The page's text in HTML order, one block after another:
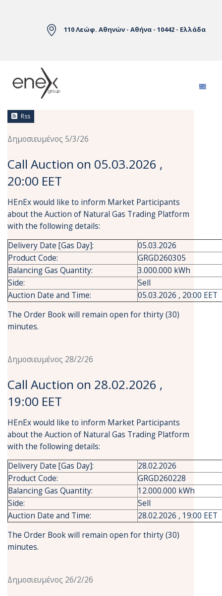
110 Λεώφ. Αθηνών - Αθήνα - 10442 - Ελλάδα
Ειδήσεις
Rss
Δημοσιευμένος 5/3/26
Call Auction on 05.03.2026 ,
20:00 EET
HEnEx would like to inform Market Participants
about the Auction of Natural Gas Trading Platform
with the following details:
Delivery Date [Gas Day]:
05.03.2026
Product Code:
GRGD260305
Balancing Gas Quantity:
3.000.000 kWh
Side:
Sell
Auction Date and Time:
05.03.2026 , 20:00 EET
The Order Book will remain open for thirty (30)
minutes.
Δημοσιευμένος 28/2/26
Call Auction on 28.02.2026 ,
19:00 EET
HEnEx would like to inform Market Participants
about the Auction of Natural Gas Trading Platform
with the following details:
Delivery Date [Gas Day]:
28.02.2026
Product Code:
GRGD260228
Balancing Gas Quantity:
12.000.000 kWh
Side:
Sell
Auction Date and Time:
28.02.2026 , 19:00 EET
The Order Book will remain open for thirty (30)
minutes.
Δημοσιευμένος 26/2/26